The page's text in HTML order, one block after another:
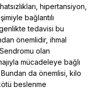
hipertansiyon,
bağlantılı
tedavisi bu
önemlidir, ihmal
olan
mücadeleye bağlı
da önemlisi, kilo
beslenme